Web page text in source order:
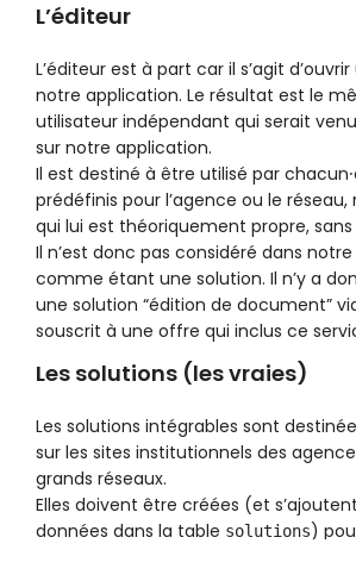
L’éditeur
L’éditeur est à part car il s’agit
notre application. Le résultat est le
utilisateur indépendant qui serait
sur notre application.
Il est destiné à être utilisé par
prédéfinis pour l’agence ou le
qui lui est théoriquement propre,
Il n’est donc pas considéré dans
comme étant une solution. Il n’y a
une solution “édition de document”
souscrit à une offre qui inclus ce
Les solutions (les vraies)
Les solutions intégrables sont
sur les sites institutionnels des
grands réseaux.
Elles doivent être créées (et
données dans la table solutions)